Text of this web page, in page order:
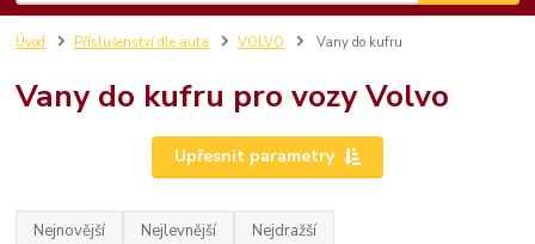
Úvod Příslušenství dle auta VOLVO Vany do kufru
Vany do kufru pro vozy Volvo
Upřesnit parametry
Nejnovější Nejlevnější Nejdražší